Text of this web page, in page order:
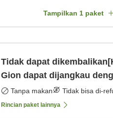
Tampilkan 1 paket
Tidak dapat
Gion dapat dijangkau
[Kamar saja]
Tanpa makan Tidak bisa di-
Rincian paket lainnya